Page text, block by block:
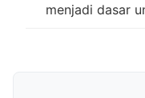
menjadi dasar